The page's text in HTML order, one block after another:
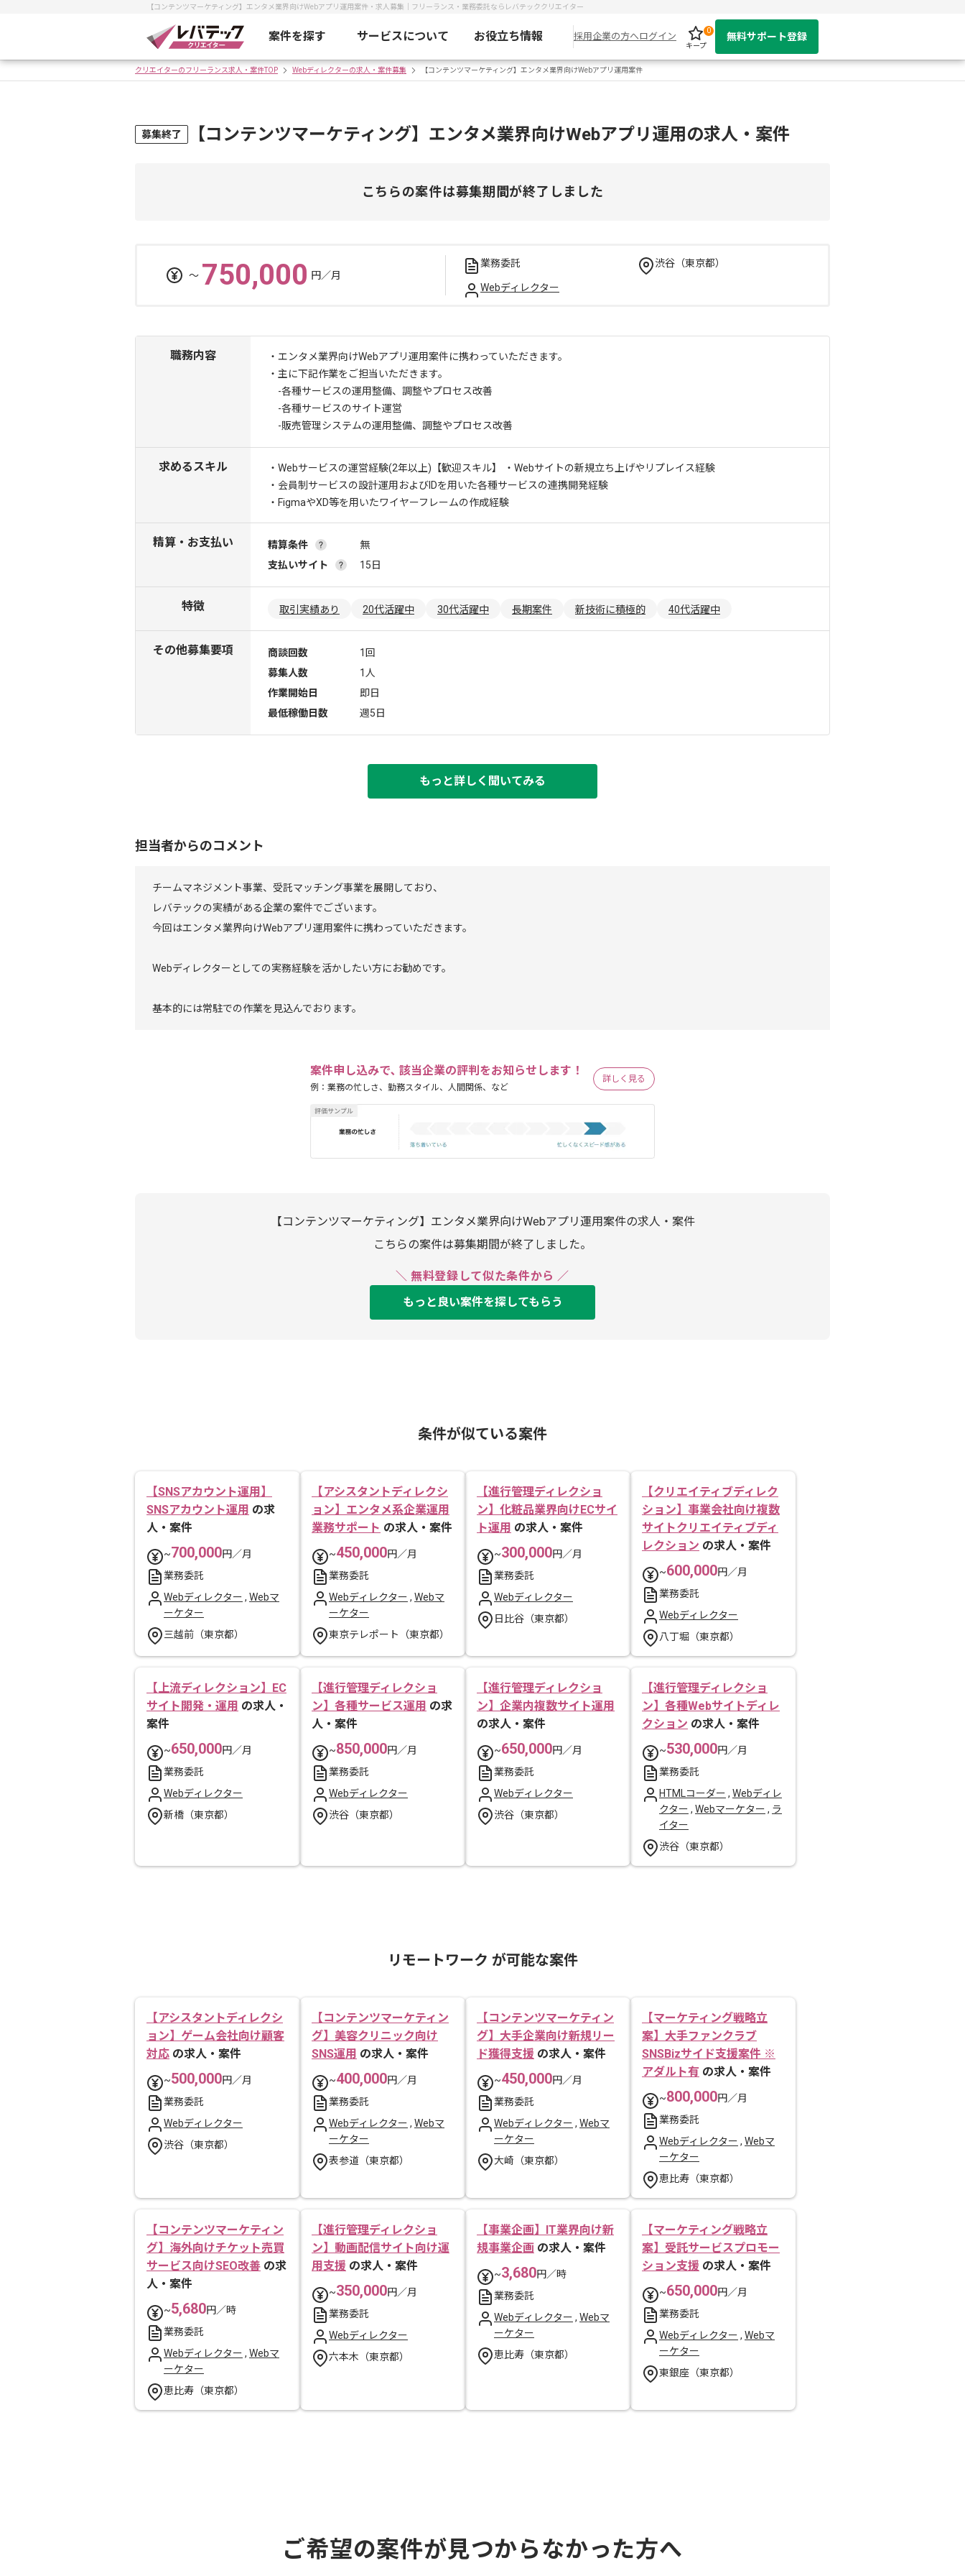
【コンテンツマーケティング】エンタメ業界向けWebアプリ運用案件・求人募集｜フリーランス・業務委託ならレバテッククリエイター
案件を探す サービスについて お役立ち情報 採用企業の方へログイン
キープ
0
無料サポート登録
クリエイターのフリーランス求人・案件TOP Webディレクターの求人・案件募集 【コンテンツマーケティング】エンタメ業界向けWebアプリ運用案件
募集終了 【コンテンツマーケティング】エンタメ業界向けWebアプリ運用の求人・案件
こちらの案件は募集期間が終了しました
〜 750,000 円／月
業務委託 渋谷（東京都）
Webディレクター
職務内容
・エンタメ業界向けWebアプリ運用案件に携わっていただきます。
・主に下記作業をご担当いただきます。
-各種サービスの運用整備、調整やプロセス改善
-各種サービスのサイト運営
-販売管理システムの運用整備、調整やプロセス改善
求めるスキル ・Webサービスの運営経験(2年以上) 【歓迎スキル】 ・Webサイトの新規立ち上げやリプレイス経験
・会員制サービスの設計運用およびIDを用いた各種サービスの連携開発経験
・FigmaやXD等を用いたワイヤーフレームの作成経験
精算・お支払い 精算条件
無
支払いサイト
15日
特徴 取引実績あり 20代活躍中 30代活躍中 長期案件 新技術に積極的 40代活躍中
その他募集要項 商談回数
1回
募集人数
1人
作業開始日
即日
最低稼働日数
週5日
もっと詳しく聞いてみる
担当者からのコメント
チームマネジメント事業、受託マッチング事業を展開しており、
レバテックの実績がある企業の案件でございます。
今回はエンタメ業界向けWebアプリ運用案件に携わっていただきます。
Webディレクターとしての実務経験を活かしたい方にお勧めです。
基本的には常駐での作業を見込んでおります。
案件申し込みで､ 該当企業の評判をお知らせします！
例：業務の忙しさ、勤務スタイル、人間関係、など
詳しく見る
【コンテンツマーケティング】エンタメ業界向けWebアプリ運用案件の求人・案件
こちらの案件は募集期間が終了しました。
＼ 無料登録して似た条件から ／
もっと良い案件を探してもらう
条件が似ている案件
【SNSアカウント運用】
SNSアカウント運用 の求
人・案件
~700,000円／月
業務委託
Webディレクター , Webマ
ーケター
三越前（東京都）
【アシスタントディレクシ
ョン】エンタメ系企業運用
業務サポート の求人・案件
~450,000円／月
業務委託
Webディレクター , Webマ
ーケター
東京テレポート（東京都）
【進行管理ディレクショ
ン】化粧品業界向けECサイ
ト運用 の求人・案件
~300,000円／月
業務委託
Webディレクター
日比谷（東京都）
【クリエイティブディレク
ション】事業会社向け複数
サイトクリエイティブディ
レクション の求人・案件
~600,000円／月
業務委託
Webディレクター
八丁堀（東京都）
【上流ディレクション】EC
サイト開発・運用 の求人・
案件
~650,000円／月
業務委託
Webディレクター
新橋（東京都）
【進行管理ディレクショ
ン】各種サービス運用 の求
人・案件
~850,000円／月
業務委託
Webディレクター
渋谷（東京都）
【進行管理ディレクショ
ン】企業内複数サイト運用
の求人・案件
~650,000円／月
業務委託
Webディレクター
渋谷（東京都）
【進行管理ディレクショ
ン】各種Webサイトディレ
クション の求人・案件
~530,000円／月
業務委託
HTMLコーダー , Webディレ
クター , Webマーケター , ラ
イター
渋谷（東京都）
リモートワーク が可能な案件
【アシスタントディレクシ
ョン】ゲーム会社向け顧客
対応 の求人・案件
~500,000円／月
業務委託
Webディレクター
渋谷（東京都）
【コンテンツマーケティン
グ】美容クリニック向け
SNS運用 の求人・案件
~400,000円／月
業務委託
Webディレクター , Webマ
ーケター
表参道（東京都）
【コンテンツマーケティン
グ】大手企業向け新規リー
ド獲得支援 の求人・案件
~450,000円／月
業務委託
Webディレクター , Webマ
ーケター
大崎（東京都）
【マーケティング戦略立
案】大手ファンクラブ
SNSBizサイド支援案件 ※
アダルト有 の求人・案件
~800,000円／月
業務委託
Webディレクター , Webマ
ーケター
恵比寿（東京都）
【コンテンツマーケティン
グ】海外向けチケット売買
サービス向けSEO改善 の求
人・案件
~5,680円／時
業務委託
Webディレクター , Webマ
ーケター
恵比寿（東京都）
【進行管理ディレクショ
ン】動画配信サイト向け運
用支援 の求人・案件
~350,000円／月
業務委託
Webディレクター
六本木（東京都）
【事業企画】IT業界向け新
規事業企画 の求人・案件
~3,680円／時
業務委託
Webディレクター , Webマ
ーケター
恵比寿（東京都）
【マーケティング戦略立
案】受託サービスプロモー
ション支援 の求人・案件
~650,000円／月
業務委託
Webディレクター , Webマ
ーケター
東銀座（東京都）
ご希望の案件が見つからなかった方へ